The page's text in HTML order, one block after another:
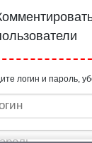
логин и пароль,